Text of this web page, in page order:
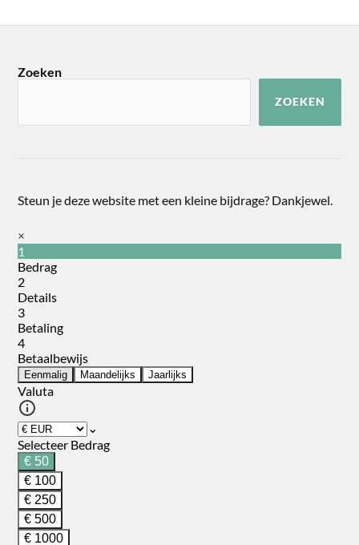
Zoeken
ZOEKEN
Steun je deze website met een kleine bijdrage? Dankjewel.